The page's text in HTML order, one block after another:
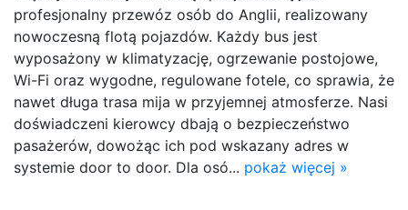
profesjonalny przewóz osób do Anglii, realizowany
nowoczesną flotą pojazdów. Każdy bus jest
wyposażony w klimatyzację, ogrzewanie postojowe,
Wi-Fi oraz wygodne, regulowane fotele, co sprawia, że
nawet długa trasa mija w przyjemnej atmosferze. Nasi
doświadczeni kierowcy dbają o bezpieczeństwo
pasażerów, dowożąc ich pod wskazany adres w
systemie door to door. Dla osó... pokaż więcej »